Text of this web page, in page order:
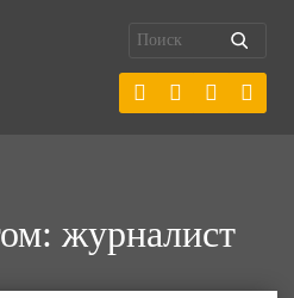
журналист